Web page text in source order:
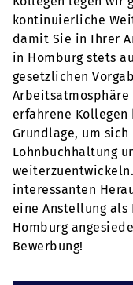
kontinuierliche
damit Sie in Ihrer
in Homburg stets
gesetzlichen
erfahrene
Grundlage, um
Lohnbuchhaltung
interessanten
eine Anstellung
Homburg
Bewerbung!